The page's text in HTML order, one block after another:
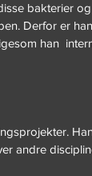
bakterier
Derfor er
han
andre